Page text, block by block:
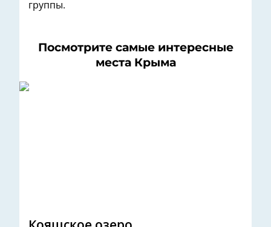
группы.
Посмотрите самые интересные
места Крыма